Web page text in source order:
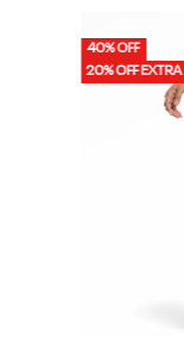
40% OFF
20% OFF EXTRA